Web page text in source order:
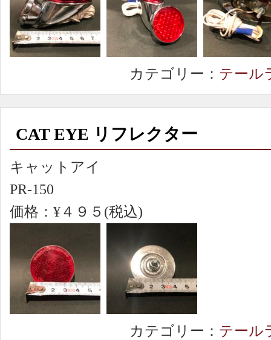
カテゴリー： テール
CAT EYE リフレクター
キャットアイ
PR-150
価格：¥４９５(税込)
カテゴリー： テール